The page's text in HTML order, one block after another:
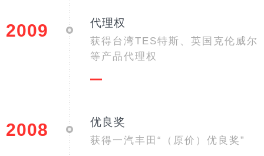
2009 代理权
获得台湾TES特斯、英国克伦威尔
等产品代理权
2008 优良奖
获得一汽丰田“（原价）优良奖”